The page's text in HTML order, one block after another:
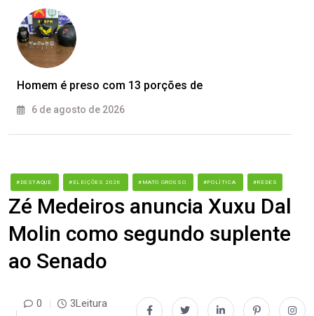
Homem é preso com 13 porções de
6 de agosto de 2026
#DESTAQUE #ELEIÇÕES 2026 #MATO GROSSO #POLÍTICA #REDES
Zé Medeiros anuncia Xuxu Dal
Molin como segundo suplente
ao Senado
0 3Leitura